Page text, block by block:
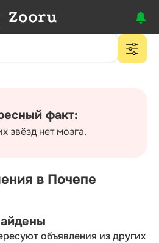
факт:
звёзд нет мозга.
в Почепе
объявления из других